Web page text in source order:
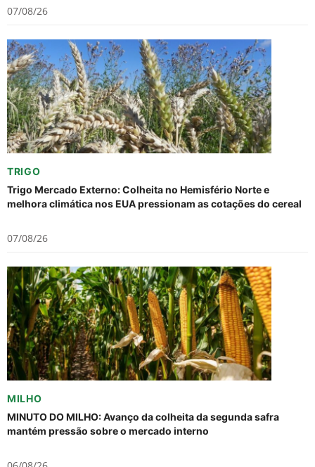
07/08/26
TRIGO
Trigo Mercado Externo: Colheita no Hemisfério Norte e
melhora climática nos EUA pressionam as cotações do cereal
07/08/26
MILHO
MINUTO DO MILHO: Avanço da colheita da segunda safra
mantém pressão sobre o mercado interno